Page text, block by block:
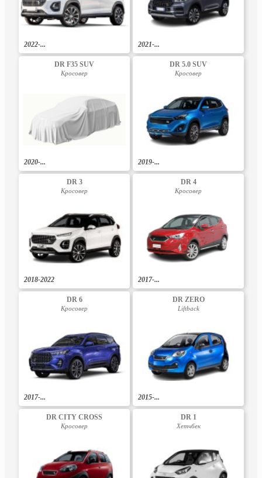
2022-... 2021-...
DR F35 SUV
Кросовер
2020-...
DR 5.0 SUV
Кросовер
2019-...
DR 3
Кросовер
2018-2022
DR 4
Кросовер
2017-...
DR 6
Кросовер
2017-...
DR ZERO
Liftback
2015-...
DR CITY CROSS
Кросовер
DR 1
Хетчбек